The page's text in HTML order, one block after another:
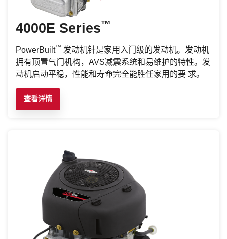
4000E Series™
PowerBuilt™ 发动机针是家用入门级的发动机。发动机
拥有顶置气门机构，AVS减震系统和易维护的特性。发
动机启动平稳，性能和寿命完全能胜任家用的要 求。
查看详情